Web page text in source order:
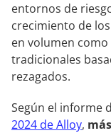
entornos de
crecimiento de
en volumen
tradicionales
rezagados.
Según el informe
2024 de Alloy,